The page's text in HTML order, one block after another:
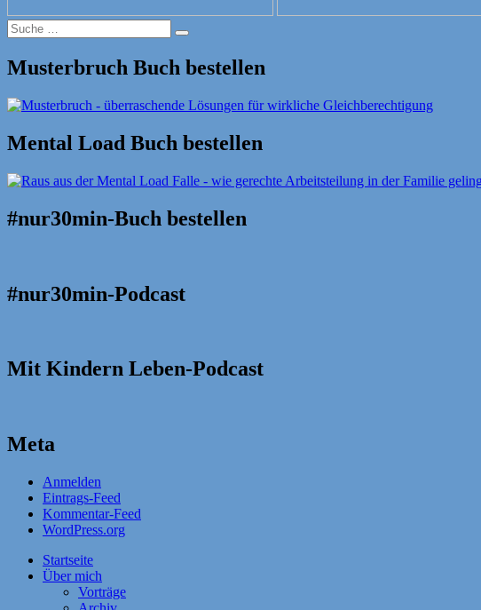
Suche
nach:
Suche
Musterbruch Buch bestellen
Mental Load Buch bestellen
#nur30min-Buch bestellen
#nur30min-Podcast
Mit Kindern Leben-Podcast
Meta
Anmelden
Eintrags-Feed
Kommentar-Feed
WordPress.org
Startseite
Über mich
Vorträge